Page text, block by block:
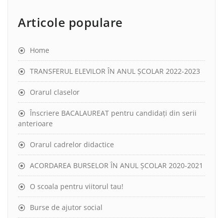
Articole populare
Home
TRANSFERUL ELEVILOR ÎN ANUL ȘCOLAR 2022-2023
Orarul claselor
Înscriere BACALAUREAT pentru candidați din serii
anterioare
Orarul cadrelor didactice
ACORDAREA BURSELOR ÎN ANUL ȘCOLAR 2020-2021
O scoala pentru viitorul tau!
Burse de ajutor social